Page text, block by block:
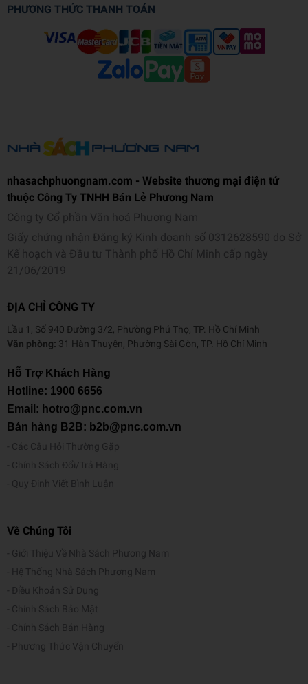
PHƯƠNG THỨC THANH TOÁN
nhasachphuongnam.com - Website thương mại điện tử
thuộc Công Ty TNHH Bán Lẻ Phương Nam
Công ty Cổ phần Văn hoá Phương Nam
Giấy chứng nhận Đăng ký Kinh doanh số 0312628590 do Sở
Kế hoạch và Đầu tư Thành phố Hồ Chí Minh cấp ngày
21/06/2019
ĐỊA CHỈ CÔNG TY
Lầu 1, Số 940 Đường 3/2, Phường Phú Thọ, TP. Hồ Chí Minh
Văn phòng: 31 Hàn Thuyên, Phường Sài Gòn, TP. Hồ Chí Minh
Hỗ Trợ Khách Hàng
Hotline: 1900 6656
Email: hotro@pnc.com.vn
Bán hàng B2B: b2b@pnc.com.vn
Các Câu Hỏi Thường Gặp
Chính Sách Đổi/Trả Hàng
Quy Định Viết Bình Luận
Về Chúng Tôi
Giới Thiệu Về Nhà Sách Phương Nam
Hệ Thống Nhà Sách Phương Nam
Điều Khoản Sử Dụng
Chính Sách Bảo Mật
Chính Sách Bán Hàng
Phương Thức Vận Chuyển